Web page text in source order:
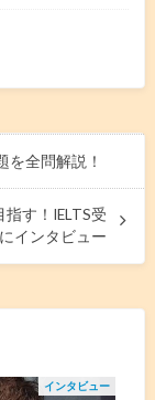
全問解説！
す！IELTS受
インタビュー
インタビュー